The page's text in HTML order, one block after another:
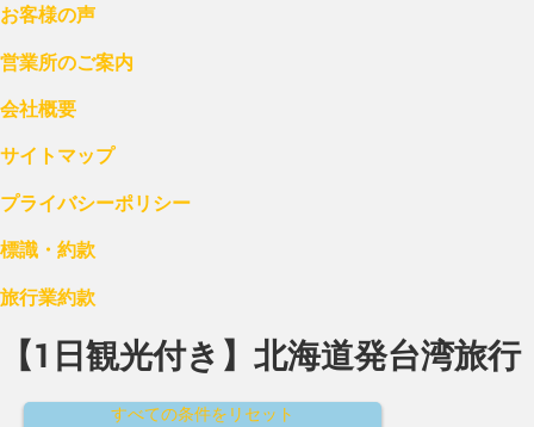
お客様の声
営業所のご案内
会社概要
サイトマップ
プライバシーポリシー
標識・約款
旅行業約款
【1日観光付き】北海道発台湾旅行
すべての条件をリセット